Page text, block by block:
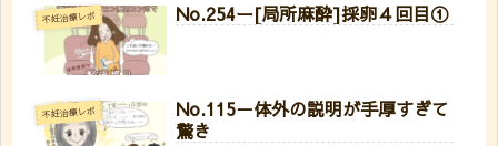
不妊治療レポ No.254ー[局所麻酔]採卵４回目①
不妊治療レポ
No.115－体外の説明が手厚すぎて
驚き